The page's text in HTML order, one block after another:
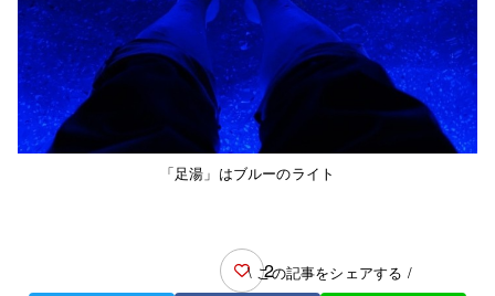
「足湯」はブルーのライト
2
\ この記事をシェアする /